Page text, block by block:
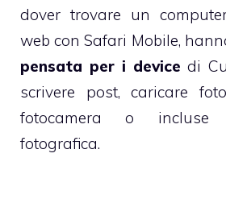
dover trovare un
web con Safari Mobile,
pensata per i device di
scrivere post, caricare
fotocamera o incluse
fotografica.